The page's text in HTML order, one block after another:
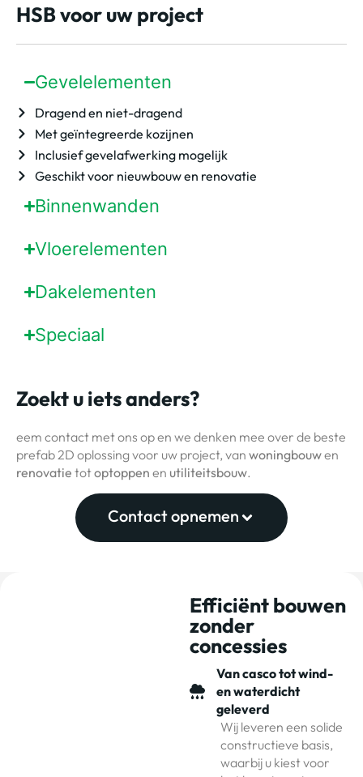
HSB voor uw project
Gevelelementen
Dragend en niet-dragend
Met geïntegreerde kozijnen
Inclusief gevelafwerking mogelijk
Geschikt voor nieuwbouw en renovatie
Binnenwanden
Vloerelementen
Dakelementen
Speciaal
Zoekt u iets anders?
eem contact met ons op en we denken mee over de beste
prefab 2D oplossing voor uw project, van woningbouwen
renovatie tot optoppen en utiliteitsbouw.
Contact opnemen
Efficiënt bouwen
zonder
concessies
Van casco tot wind-
en waterdicht
geleverd
Wij leveren een solide
constructieve basis,
waarbij u kiest voor